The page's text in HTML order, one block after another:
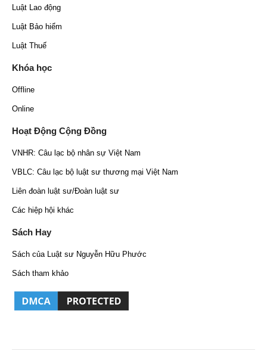
Luật Lao động
Luật Bảo hiểm
Luật Thuế
Khóa học
Offline
Online
Hoạt Động Cộng Đồng
VNHR: Câu lạc bộ nhân sự Việt Nam
VBLC: Câu lạc bộ luật sư thương mại Việt Nam
Liên đoàn luật sư/Đoàn luật sư
Các hiệp hội khác
Sách Hay
Sách của Luật sư Nguyễn Hữu Phước
Sách tham khảo